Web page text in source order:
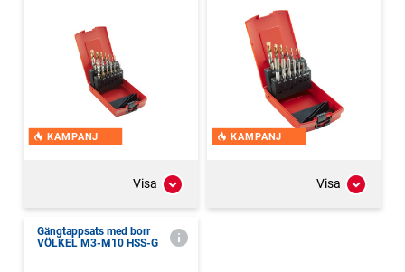
KAMPANJ
Visa
KAMPANJ
Visa
Gängtappsats med borr
VÖLKEL M3-M10 HSS-G